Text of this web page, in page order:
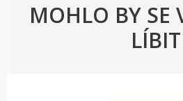
MOHLO BY SE
LÍBIT